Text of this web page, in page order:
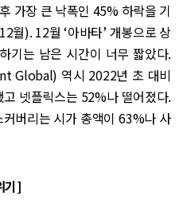
가장 큰 낙폭인 45% 하락을 기
월). 12월 ‘아바타’ 개봉으로 상
기는 남은 시간이 너무 짧았다.
Global) 역시 2022년 초 대비
넷플릭스는 52%나 떨어졌다.
버리는 시가 총액이 63%나 사
기]